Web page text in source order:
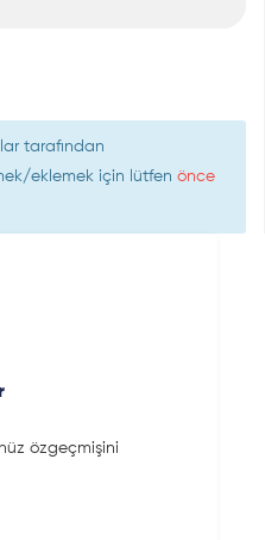
tarafından
eklemek için lütfen önce
özgeçmişini